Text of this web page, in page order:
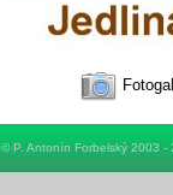
© P. Antonín Forbelský 2003 -